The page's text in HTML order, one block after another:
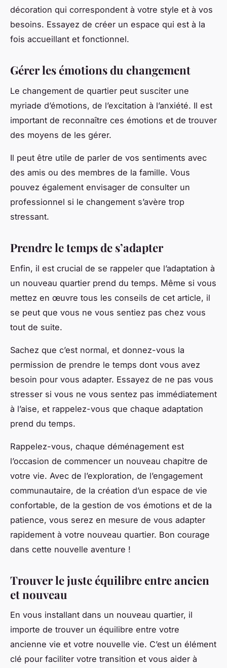
décoration qui correspondent à votre style et à vos
besoins. Essayez de créer un espace qui est à la
fois accueillant et fonctionnel.
Gérer les émotions du changement
Le changement de quartier peut susciter une
myriade d’émotions, de l’excitation à l’anxiété. Il est
important de reconnaître ces émotions et de trouver
des moyens de les gérer.
Il peut être utile de parler de vos sentiments avec
des amis ou des membres de la famille. Vous
pouvez également envisager de consulter un
professionnel si le changement s’avère trop
stressant.
Prendre le temps de s’adapter
Enfin, il est crucial de se rappeler que l’adaptation à
un nouveau quartier prend du temps. Même si vous
mettez en œuvre tous les conseils de cet article, il
se peut que vous ne vous sentiez pas chez vous
tout de suite.
Sachez que c’est normal, et donnez-vous la
permission de prendre le temps dont vous avez
besoin pour vous adapter. Essayez de ne pas vous
stresser si vous ne vous sentez pas immédiatement
à l’aise, et rappelez-vous que chaque adaptation
prend du temps.
Rappelez-vous, chaque déménagement est
l’occasion de commencer un nouveau chapitre de
votre vie. Avec de l’exploration, de l’engagement
communautaire, de la création d’un espace de vie
confortable, de la gestion de vos émotions et de la
patience, vous serez en mesure de vous adapter
rapidement à votre nouveau quartier. Bon courage
dans cette nouvelle aventure !
Trouver le juste équilibre entre ancien
et nouveau
En vous installant dans un nouveau quartier, il
importe de trouver un équilibre entre votre
ancienne vie et votre nouvelle vie. C’est un élément
clé pour faciliter votre transition et vous aider à